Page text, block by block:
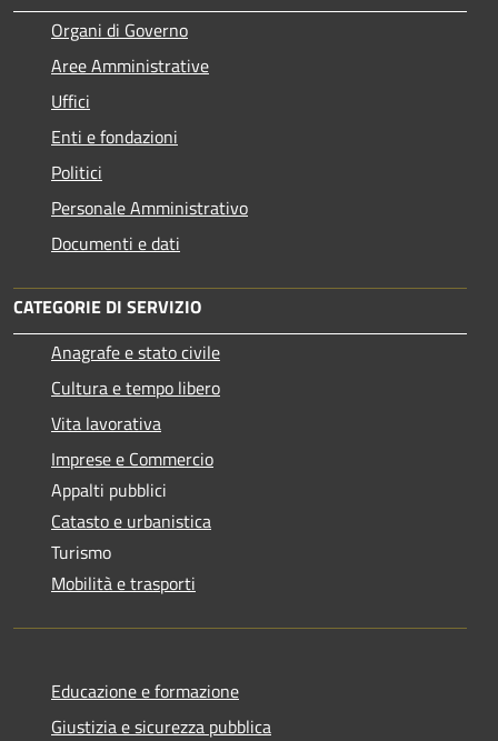
Organi di Governo
Aree Amministrative
Uffici
Enti e fondazioni
Politici
Personale Amministrativo
Documenti e dati
CATEGORIE DI SERVIZIO
Anagrafe e stato civile
Cultura e tempo libero
Vita lavorativa
Imprese e Commercio
Appalti pubblici
Catasto e urbanistica
Turismo
Mobilità e trasporti
Educazione e formazione
Giustizia e sicurezza pubblica